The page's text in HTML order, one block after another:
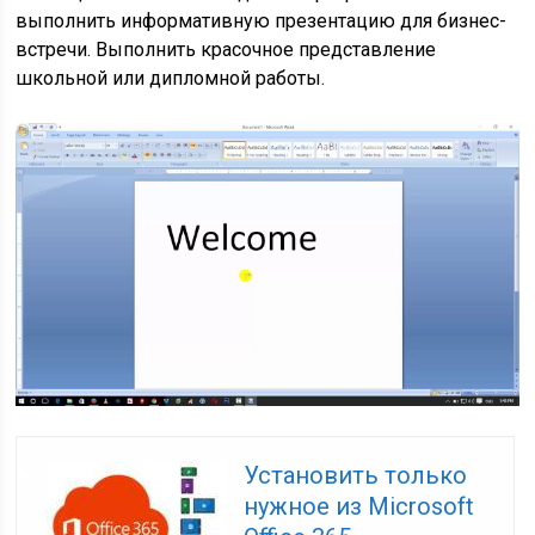
выполнить информативную презентацию для бизнес-
встречи. Выполнить красочное представление
школьной или дипломной работы.
Установить только
нужное из Microsoft